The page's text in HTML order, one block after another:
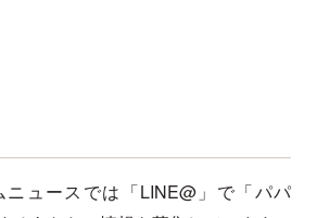
ュースでは「LINE@」で「パパ